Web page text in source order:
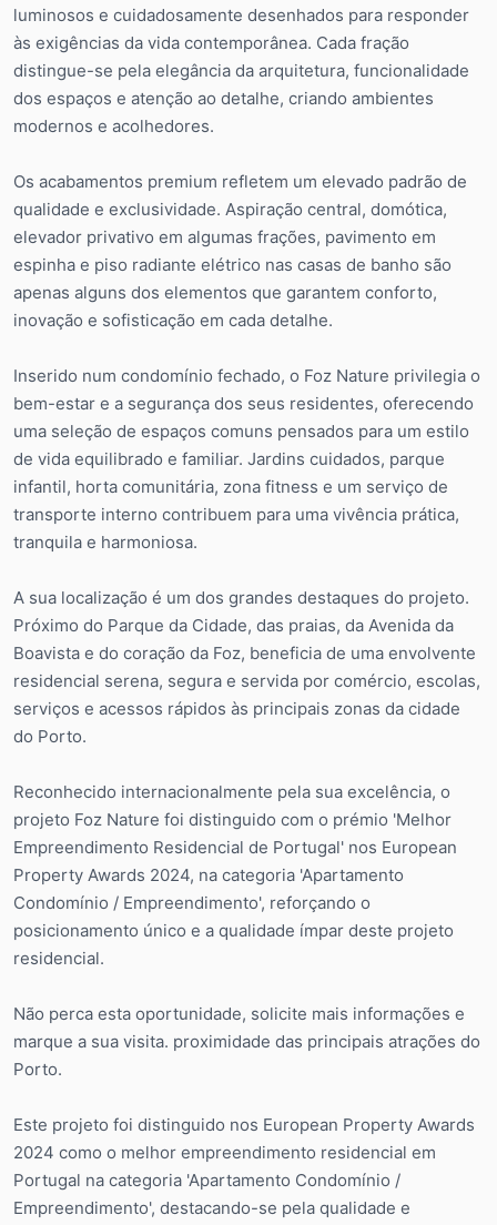
luminosos e cuidadosamente desenhados para responder
às exigências da vida contemporânea. Cada fração
distingue-se pela elegância da arquitetura, funcionalidade
dos espaços e atenção ao detalhe, criando ambientes
modernos e acolhedores.
Os acabamentos premium refletem um elevado padrão de
qualidade e exclusividade. Aspiração central, domótica,
elevador privativo em algumas frações, pavimento em
espinha e piso radiante elétrico nas casas de banho são
apenas alguns dos elementos que garantem conforto,
inovação e sofisticação em cada detalhe.
Inserido num condomínio fechado, o Foz Nature privilegia o
bem-estar e a segurança dos seus residentes, oferecendo
uma seleção de espaços comuns pensados para um estilo
de vida equilibrado e familiar. Jardins cuidados, parque
infantil, horta comunitária, zona fitness e um serviço de
transporte interno contribuem para uma vivência prática,
tranquila e harmoniosa.
A sua localização é um dos grandes destaques do projeto.
Próximo do Parque da Cidade, das praias, da Avenida da
Boavista e do coração da Foz, beneficia de uma envolvente
residencial serena, segura e servida por comércio, escolas,
serviços e acessos rápidos às principais zonas da cidade
do Porto.
Reconhecido internacionalmente pela sua excelência, o
projeto Foz Nature foi distinguido com o prémio 'Melhor
Empreendimento Residencial de Portugal' nos European
Property Awards 2024, na categoria 'Apartamento
Condomínio / Empreendimento', reforçando o
posicionamento único e a qualidade ímpar deste projeto
residencial.
Não perca esta oportunidade, solicite mais informações e
marque a sua visita. proximidade das principais atrações do
Porto.
Este projeto foi distinguido nos European Property Awards
2024 como o melhor empreendimento residencial em
Portugal na categoria 'Apartamento Condomínio /
Empreendimento', destacando-se pela qualidade e